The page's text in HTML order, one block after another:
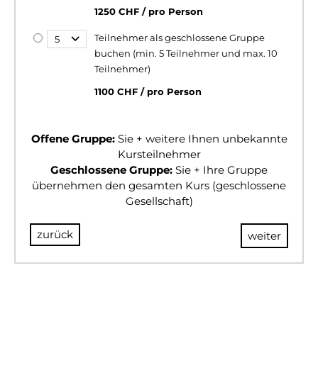
1250 CHF / pro Person
Teilnehmer als geschlossene Gruppe
buchen (min. 5 Teilnehmer und max. 10
Teilnehmer)
1100 CHF / pro Person
Offene Gruppe:Sie + weitere Ihnen unbekannte
Kursteilnehmer
Geschlossene Gruppe: Sie + Ihre Gruppe
übernehmen den gesamten Kurs (geschlossene
Gesellschaft)
zurück weiter